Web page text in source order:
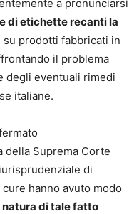
a pronunciarsi
di etichette recanti la
su prodotti fabbricati in
il problema
degli eventuali rimedi
italiane.
della Suprema Corte
di
hanno avuto modo
natura di tale fatto